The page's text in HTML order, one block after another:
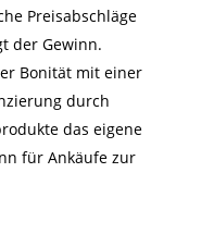
Preisabschläge
der Gewinn.
Bonität mit einer
durch
das eigene
für Ankäufe zur